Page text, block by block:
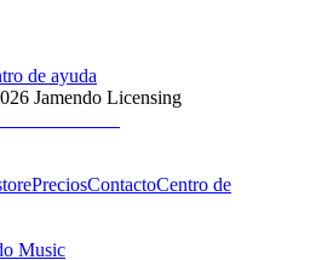
de ayuda
Jamendo Licensing
PreciosContactoCentro de
Music